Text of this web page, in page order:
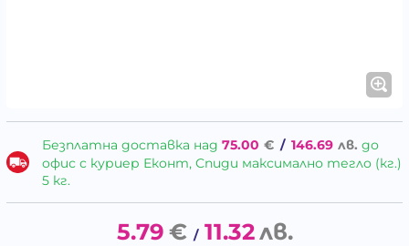
Безплатна доставка над 75.00 € / 146.69 лв. до
офис с куриер Еконт, Спиди максимално тегло (кг.)
5 кг.
5.79 € / 11.32лв.